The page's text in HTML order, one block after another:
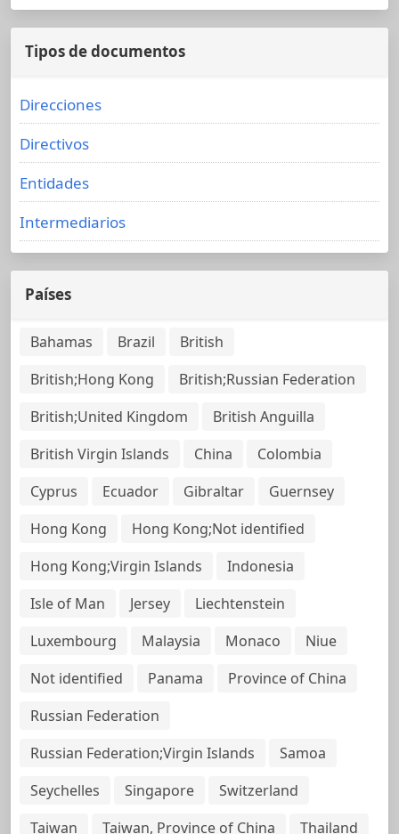
Tipos de documentos
Direcciones
Directivos
Entidades
Intermediarios
Países
Bahamas Brazil
British
British;Hong Kong
British;Russian Federation
British;United Kingdom
British Anguilla
British Virgin Islands
China
Colombia
Cyprus
Ecuador Gibraltar
Guernsey
Hong Kong
Hong Kong;Not identified
Hong Kong;Virgin Islands
Indonesia
Isle of Man
Jersey
Liechtenstein
Luxembourg
Malaysia Monaco
Niue
Not identified
Panama
Province of China
Russian Federation
Russian Federation;Virgin Islands
Samoa
Seychelles
Singapore
Switzerland
Taiwan
Taiwan, Province of China Thailand